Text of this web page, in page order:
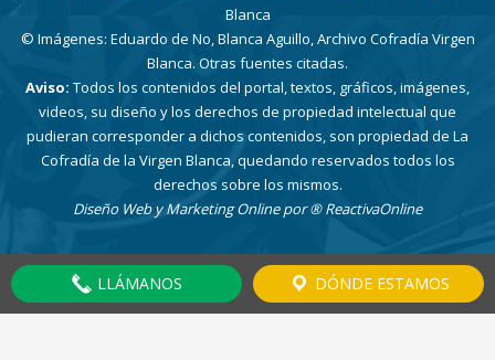
Blanca
© Imágenes: Eduardo de No, Blanca Aguillo, Archivo Cofradía Virgen
Blanca. Otras fuentes citadas.
Aviso: Todos los contenidos del portal, textos, gráficos, imágenes,
videos, su diseño y los derechos de propiedad intelectual que
pudieran corresponder a dichos contenidos, son propiedad de La
Cofradía de la Virgen Blanca, quedando reservados todos los
derechos sobre los mismos.
Diseño Web y Marketing Online por® ReactivaOnline
LLÁMANOS DÓNDE ESTAMOS